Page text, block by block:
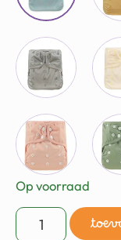
Op voorraad